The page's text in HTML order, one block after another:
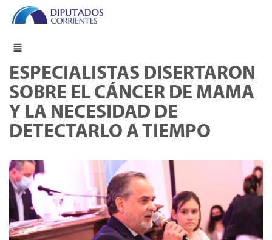
ESPECIALISTAS DISERTARON
SOBRE EL CÁNCER DE MAMA
Y LA NECESIDAD DE
DETECTARLO A TIEMPO